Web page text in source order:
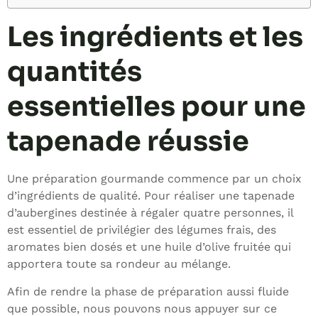
Les ingrédients et les
quantités
essentielles pour une
tapenade réussie
Une préparation gourmande commence par un choix
d’ingrédients de qualité. Pour réaliser une tapenade
d’aubergines destinée à régaler quatre personnes, il
est essentiel de privilégier des légumes frais, des
aromates bien dosés et une huile d’olive fruitée qui
apportera toute sa rondeur au mélange.
Afin de rendre la phase de préparation aussi fluide
que possible, nous pouvons nous appuyer sur ce